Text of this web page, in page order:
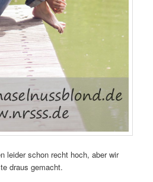
leider schon recht hoch, aber wir
draus gemacht.